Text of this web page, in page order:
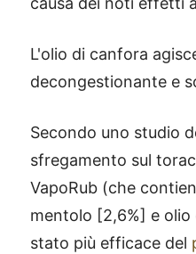
L'olio di canfora
decongestionante e
Secondo uno studio
sfregamento sul
VapoRub (che
mentolo [2,6%] e olio
stato più efficace del